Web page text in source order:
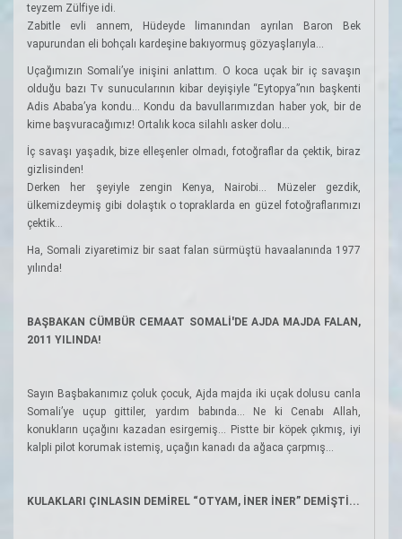
teyzem Zülfiye idi.
Zabitle evli annem, Hüdeyde limanından ayrılan Baron Bek
vapurundan eli bohçalı kardeşine bakıyormuş gözyaşlarıyla...
Uçağımızın Somali’ye inişini anlattım. O koca uçak bir iç savaşın
olduğu bazı Tv sunucularının kibar deyişiyle “Eytopya”nın başkenti
Adis Ababa’ya kondu... Kondu da bavullarımızdan haber yok, bir de
kime başvuracağımız! Ortalık koca silahlı asker dolu...
İç savaşı yaşadık, bize elleşenler olmadı, fotoğraflar da çektik, biraz
gizlisinden!
Derken her şeyiyle zengin Kenya, Nairobi... Müzeler gezdik,
ülkemizdeymiş gibi dolaştık o topraklarda en güzel fotoğraflarımızı
çektik...
Ha, Somali ziyaretimiz bir saat falan sürmüştü havaalanında 1977
yılında!
BAŞBAKAN CÜMBÜR CEMAAT SOMALİ'DE AJDA MAJDA FALAN,
2011 YILINDA!
Sayın Başbakanımız çoluk çocuk, Ajda majda iki uçak dolusu canla
Somali’ye uçup gittiler, yardım babında... Ne ki Cenabı Allah,
konukların uçağını kazadan esirgemiş... Pistte bir köpek çıkmış, iyi
kalpli pilot korumak istemiş, uçağın kanadı da ağaca çarpmış...
KULAKLARI ÇINLASIN DEMİREL “OTYAM, İNER İNER” DEMİŞTİ...